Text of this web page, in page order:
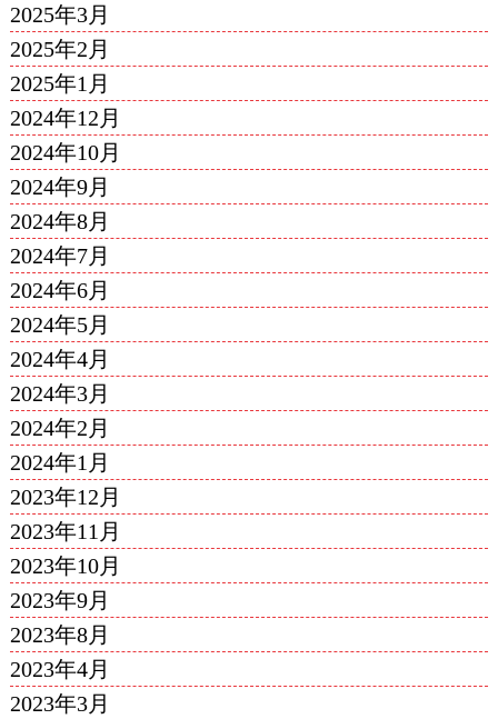
2025年3月
2025年2月
2025年1月
2024年12月
2024年10月
2024年9月
2024年8月
2024年7月
2024年6月
2024年5月
2024年4月
2024年3月
2024年2月
2024年1月
2023年12月
2023年11月
2023年10月
2023年9月
2023年8月
2023年4月
2023年3月